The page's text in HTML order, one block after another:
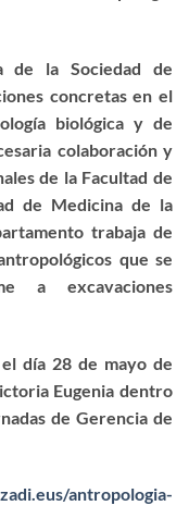
de la Sociedad de
concretas en el
biológica y de
colaboración y
de la Facultad de
de Medicina de la
trabaja de
que se
a excavaciones
día 28 de mayo de
Eugenia dentro
de Gerencia de
antropologia-